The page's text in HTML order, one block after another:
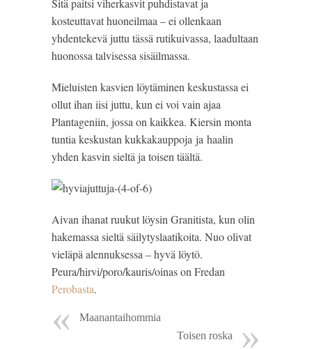
Sitä paitsi viherkasvit puhdistavat ja
kosteuttavat huoneilmaa – ei ollenkaan
yhdentekevä juttu tässä rutikuivassa, laadultaan
huonossa talvisessa sisäilmassa.
Mieluisten kasvien löytäminen keskustassa ei
ollut ihan iisi juttu, kun ei voi vain ajaa
Plantageniin, jossa on kaikkea. Kiersin monta
tuntia keskustan kukkakauppoja ja haalin
yhden kasvin sieltä ja toisen täältä.
Aivan ihanat ruukut löysin Granitista, kun olin
hakemassa sieltä säilytyslaatikoita. Nuo olivat
vieläpä alennuksessa – hyvä löytö.
Peura/hirvi/poro/kauris/oinas on Fredan
Perobasta.
Maanantaihommia
Toisen roska